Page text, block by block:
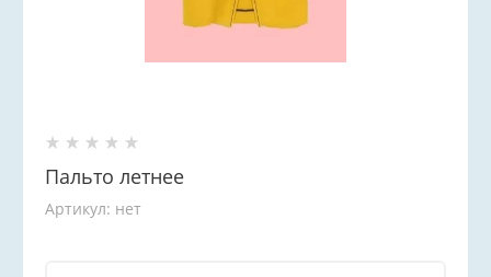
Пальто летнее
Артикул: нет